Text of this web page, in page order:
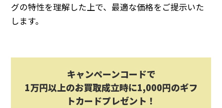
グの特性を理解した上で、最適な価格をご提示いた
します。
キャンペーンコードで
1万円以上のお買取成立時に1,000円のギフ
トカードプレゼント！